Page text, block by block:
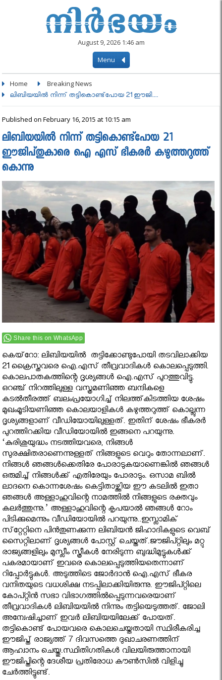
August 9, 2026 1:46 am
Menu
Home Breaking News
ലിബിയയില്‍ നിന്ന് തട്ടികൊണ്ട്‌പോയ 21 ഈജി....
Published on February 16, 2015 at 10:15 am
ലിബിയയില്‍ നിന്ന് തട്ടികൊണ്ട്‌പോയ 21
ഈജിപ്തുകാരെ ഐ എസ് ഭീകരര്‍ കഴുത്തറുത്ത്
കൊന്നു
Share this on WhatsApp
കെയ്‌റോ: ലിബിയയില്‍ തട്ടിക്കോണ്ടുപോയി തടവിലാക്കിയ
21 ക്രൈസ്തവരെ ഐ.എസ് തീവ്രവാദികള്‍ കൊലപ്പെടുത്തി.
കൊലപാതകത്തിന്റെ ദൃശ്യങ്ങള്‍ ഐ.എസ് പുറത്തുവിട്ടു.
ഒറഞ്ച് നിറത്തിലുള്ള വസ്ത്രമണിഞ്ഞ ബന്ദികളെ
കടല്‍തീരത്ത് ബലംപ്രയോഗിച്ച് നിലത്ത്കിടത്തിയ ശേഷം
മുഖംമൂടിയണിഞ്ഞ കൊലയാളികള്‍ കഴുത്തറുത്ത് കൊല്ലുന്ന
ദൃശ്യങ്ങളാണ് വീഡിയോയിലുള്ളത്. ഇതിന് ശേഷം ഭീകരർ
പുറത്തിറക്കിയ വീഡിയോയിൽ ഇങ്ങനെ പറയുന്നു.
‘കുരിശുയുദ്ധം നടത്തിയവരെ, നിങ്ങൾ
സുരക്ഷിതരാണെന്നുള്ളത് നിങ്ങളുടെ വെറും തോന്നലാണ്.
നിങ്ങൾ ഞങ്ങൾക്കെതിരേ പോരാടുകയാണെങ്കിൽ ഞങ്ങൾ
ഒരുമിച്ച് നിങ്ങൾക്ക് എതിരേയും പോരാടും. ഒസാമ ബിൽ
ലാദനെ കൊന്നശേഷം കെട്ടിതാഴ്ത്തിയ ഈ കടലിൽ ഇതാ
ഞങ്ങൾ അള്ളാഹുവിന്റെ നാമത്തിൽ നിങ്ങളുടെ രക്തവും
കലർത്തുന്നു.’ അള്ളാഹുവിന്റെ കൃപയാൽ ഞങ്ങൾ റോം
പിടിക്കുമെന്നും വീഡിയോയിൽ പറയുന്നു..ഇസ്ലാമിക്
സ്‌റ്റേറ്റിനെ പിന്‍തുണക്കുന്ന ലിബിയന്‍ ജിഹാദികളുടെ വെബ്
സൈറ്റിലാണ് ദൃശ്യങ്ങള്‍ പോസ്റ്റ് ചെയ്തത്.ജൗജിപ്റ്റിലും മറ്റു
രാജ്യങ്ങളിലും മുസ്ലീം സ്ത്രീകൾ നേരിടുന്ന ബുദ്ധിമുട്ടുകൾക്ക്
പകരമായാണ് ഇവരെ കൊലപ്പെടുത്തിയതെന്നാണ്
റിപ്പോർട്ടുകൾ. അടുത്തിടെ ജോർദാൻ ഐ.എസ് ഭീകര
വനിതയുടെ വധശിക്ഷ നടപ്പിലാക്കിയിരുന്നു. ഈജിപ്റ്റിലെ
കോപ്റ്റിൻ സഭാ വിഭാഗത്തിൽപ്പെടുന്നവരെയാണ്
തീവ്രവാദികൾ ലിബിയയിൽ നിന്നും തട്ടിയെടുത്തത്. ജോലി
അന്വേഷിച്ചാണ് ഇവർ ലിബിയയിലേക്ക് പോയത്.
തട്ടികൊണ്ട് പോയവരെ കൊലചെയ്തതായി സ്ഥിരീകരിച്ച
ഈജിപ്ത് രാജ്യത്ത് 7 ദിവസത്തെ ദുഖാചരണത്തിന്
ആഹ്വാനം ചെയ്തു.സ്ഥിതിഗതികള്‍ വിലയിരുത്താനായി
ഈജിപ്തിന്റെ ദേശീയ പ്രതിരോധ കൗണ്‍സില്‍ വിളിച്ചു
ചേര്‍ത്തിട്ടുണ്ട്.